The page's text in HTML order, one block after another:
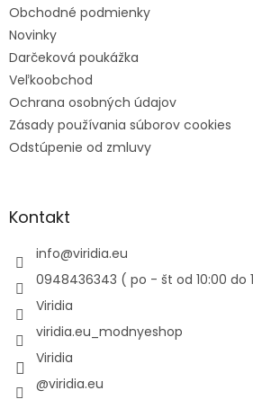
Obchodné podmienky
Novinky
Darčeková poukážka
Veľkoobchod
Ochrana osobných údajov
Zásady používania súborov cookies
Odstúpenie od zmluvy
Kontakt
info@viridia.eu
0948436343 ( po - št od 10:00 do
Viridia
viridia.eu_modnyeshop
Viridia
@viridia.eu